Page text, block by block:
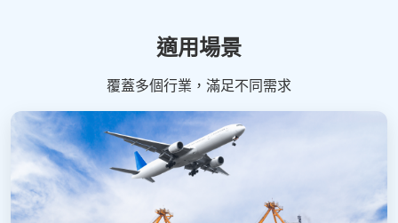
適用場景
覆蓋多個行業，滿足不同需求